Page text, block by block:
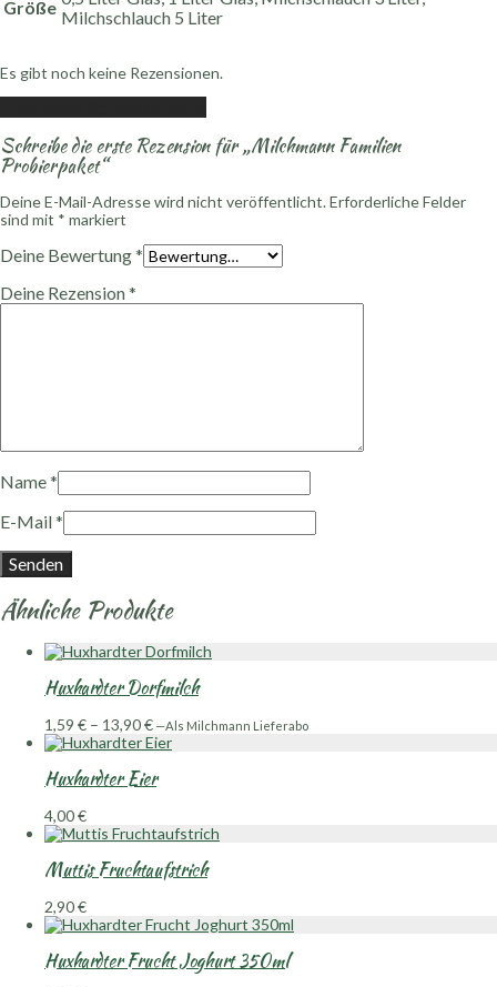
Größe Milchschlauch 5 Liter
Es gibt noch keine Rezensionen.
Schreibe die erste Rezension für „Milchmann Familien
Probierpaket“
Deine E-Mail-Adresse wird nicht veröffentlicht.Erforderliche Felder
sind mit * markiert
Deine Bewertung*
Deine Rezension*
Name*
E-Mail*
Ähnliche Produkte
Huxhardter Dorfmilch
1,59 € – 13,90€Preisspanne:
1,59 €
13,90 €
—Als Milchmann Lieferabo
Huxhardter Eier
4,00€
Muttis Fruchtaufstrich
2,90€
Huxhardter Frucht Joghurt 350ml